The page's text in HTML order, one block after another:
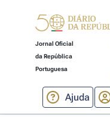
Jornal Oficial
da República
Portuguesa
Ajuda